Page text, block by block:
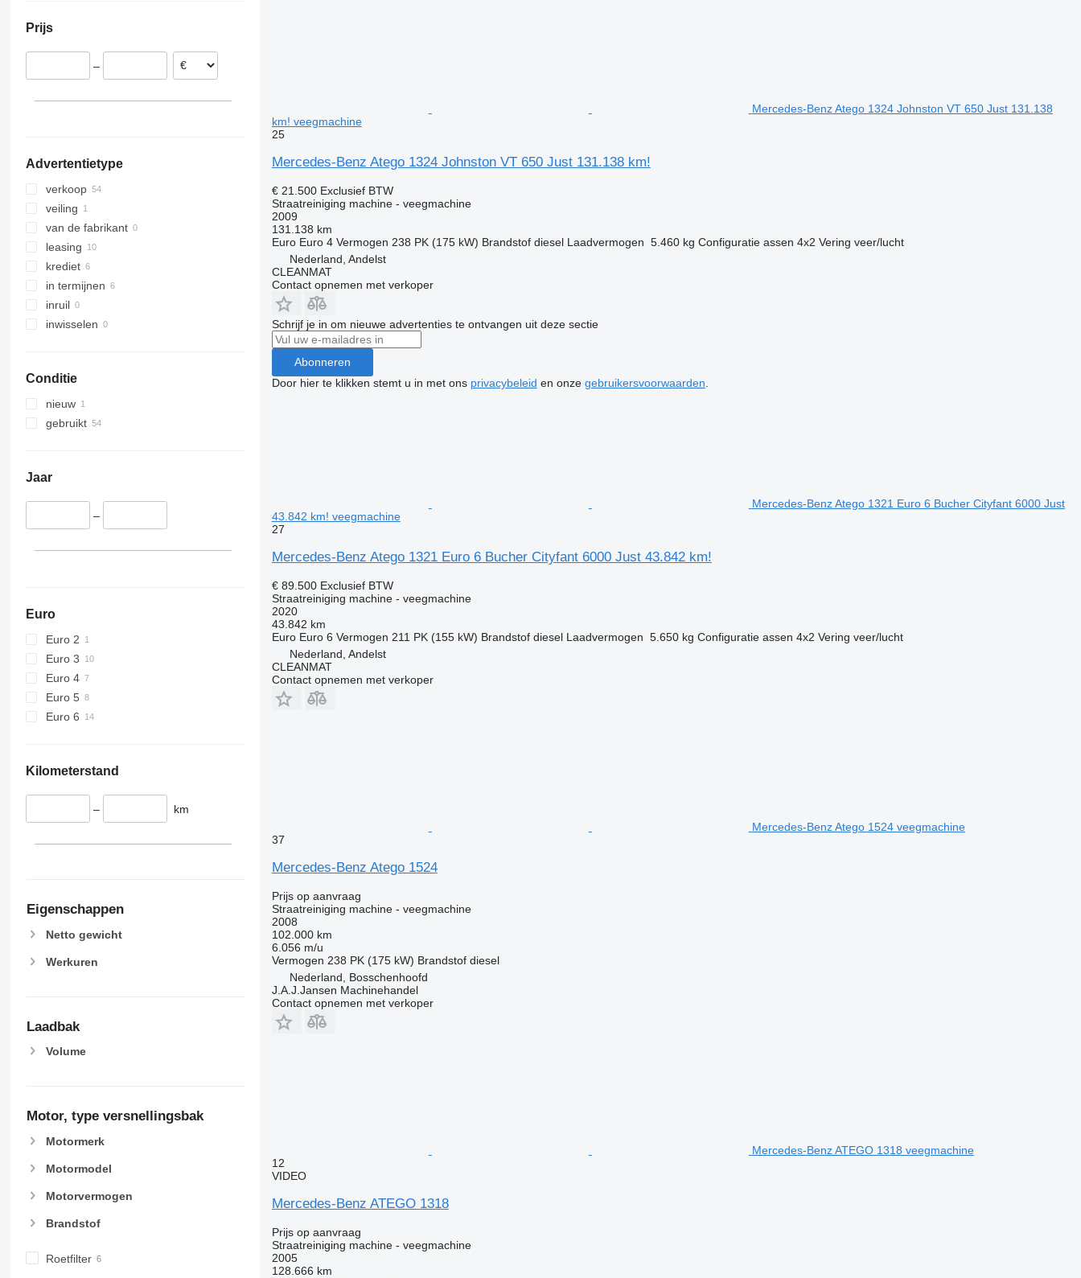
Slowakije
Litouwen
Prijs
–
Advertentietype
verkoop
veiling
van de fabrikant
leasing
krediet
in termijnen
inruil
inwisselen
Conditie
nieuw
gebruikt
Jaar
–
Euro
Euro 2
Euro 3
Euro 4
Euro 5
Euro 6
Kilometerstand
– km
Eigenschappen
Netto gewicht
Werkuren
Laadbak
Volume
Motor, type versnellingsbak
Motormerk
Motormodel
Motorvermogen
Brandstof
Roetfilter
Mercedes-Benz Atego 1324 Johnston VT 650 Just 131.138
km! veegmachine
25
Mercedes-Benz Atego 1324 Johnston VT 650 Just 131.138 km!
€ 21.500 Exclusief BTW
Straatreiniging machine - veegmachine
2009
131.138 km
Euro Euro 4 Vermogen 238 PK (175 kW) Brandstof diesel Laadvermogen 5.460 kg Configuratie assen 4x2 Vering veer/lucht
Nederland, Andelst
CLEANMAT
Contact opnemen met verkoper
Schrijf je in om nieuwe advertenties te ontvangen uit deze sectie
Abonneren
Door hier te klikken stemt u in met ons privacybeleid en onze gebruikersvoorwaarden
Mercedes-Benz Atego 1321 Euro 6 Bucher Cityfant 6000 Just
43.842 km! veegmachine
27
Mercedes-Benz Atego 1321 Euro 6 Bucher Cityfant 6000 Just 43.842 km!
€ 89.500 Exclusief BTW
Straatreiniging machine - veegmachine
2020
43.842 km
Euro Euro 6 Vermogen 211 PK (155 kW) Brandstof diesel Laadvermogen 5.650 kg Configuratie assen 4x2 Vering veer/lucht
Nederland, Andelst
CLEANMAT
Contact opnemen met verkoper
Mercedes-Benz Atego 1524 veegmachine
37
Mercedes-Benz Atego 1524
Prijs op aanvraag
Straatreiniging machine - veegmachine
2008
102.000 km
6.056 m/u
Vermogen 238 PK (175 kW) Brandstof diesel
Nederland, Bosschenhoofd
J.A.J.Jansen Machinehandel
Contact opnemen met verkoper
Mercedes-Benz ATEGO 1318 veegmachine
12
VIDEO
Mercedes-Benz ATEGO 1318
Prijs op aanvraag
Straatreiniging machine - veegmachine
2005
128.666 km